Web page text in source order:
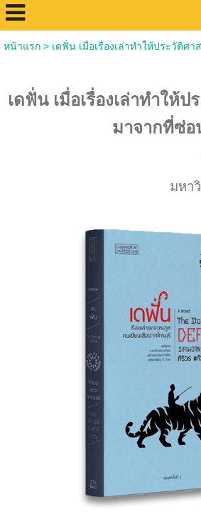
หน้าแรก> เดฟั่น เมื่อเรื่องเล่าทำให้ประวัติศ
เดฟั่น เมื่อเรื่องเล่าทำให้
มาจากที่ซ่อ
มหา